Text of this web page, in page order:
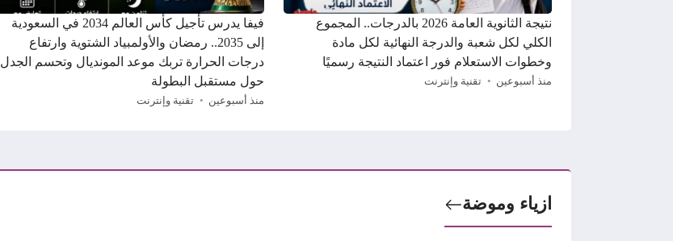
نتيجة الثانوية العامة 2026 بالدرجات.. المجموع
الكلي لكل شعبة والدرجة النهائية لكل مادة
وخطوات الاستعلام فور اعتماد النتيجة رسميًا
منذ أسبوعين تقنية وإنترنت
فيفا يدرس تأجيل كأس العالم 2034 في السعودية
إلى 2035.. رمضان والأولمبياد الشتوية وارتفاع
درجات الحرارة تربك موعد المونديال وتحسم الجدل
حول مستقبل البطولة
منذ أسبوعين تقنية وإنترنت
ازياء وموضة